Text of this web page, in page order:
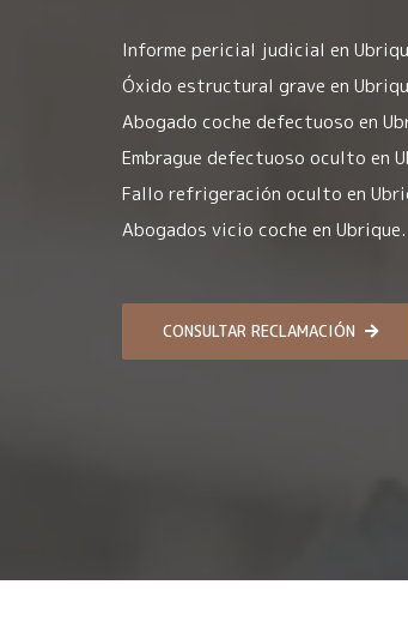
Informe pericial judicial en
Óxido estructural grave en
Abogado coche defectuoso en
Embrague defectuoso oculto en
Fallo refrigeración oculto en
Abogados vicio coche en Ubrique.
CONSULTAR RECLAMACIÓN